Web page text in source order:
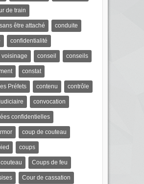
de train
être attaché conduite
confidentialité
voisinage conseil conseils
constat
Préfets contenu contrôle
convocation
confidentielles
coup de couteau
coups
Coups de feu
Cour de cassation